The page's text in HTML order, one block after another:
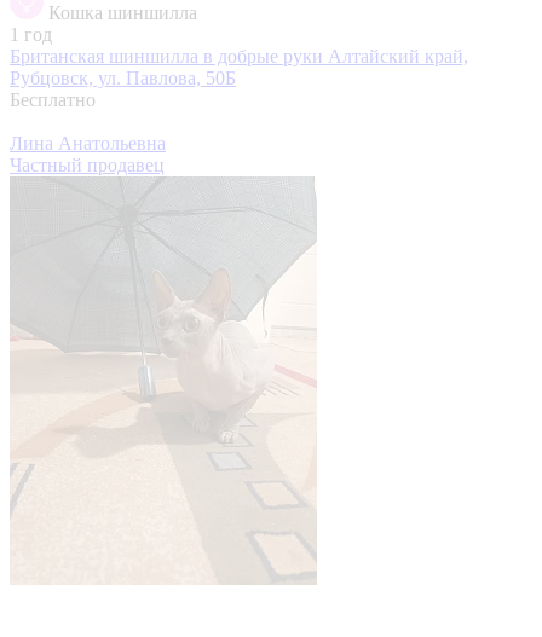
Кошка шиншилла
1 год
Британская шиншилла в добрые руки Алтайский край,
Рубцовск, ул. Павлова, 50Б
Бесплатно
Лина Анатольевна
Частный продавец